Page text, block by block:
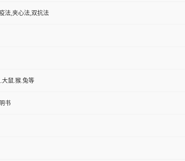
法,夹心法,双抗法
大鼠.猴.兔等
书